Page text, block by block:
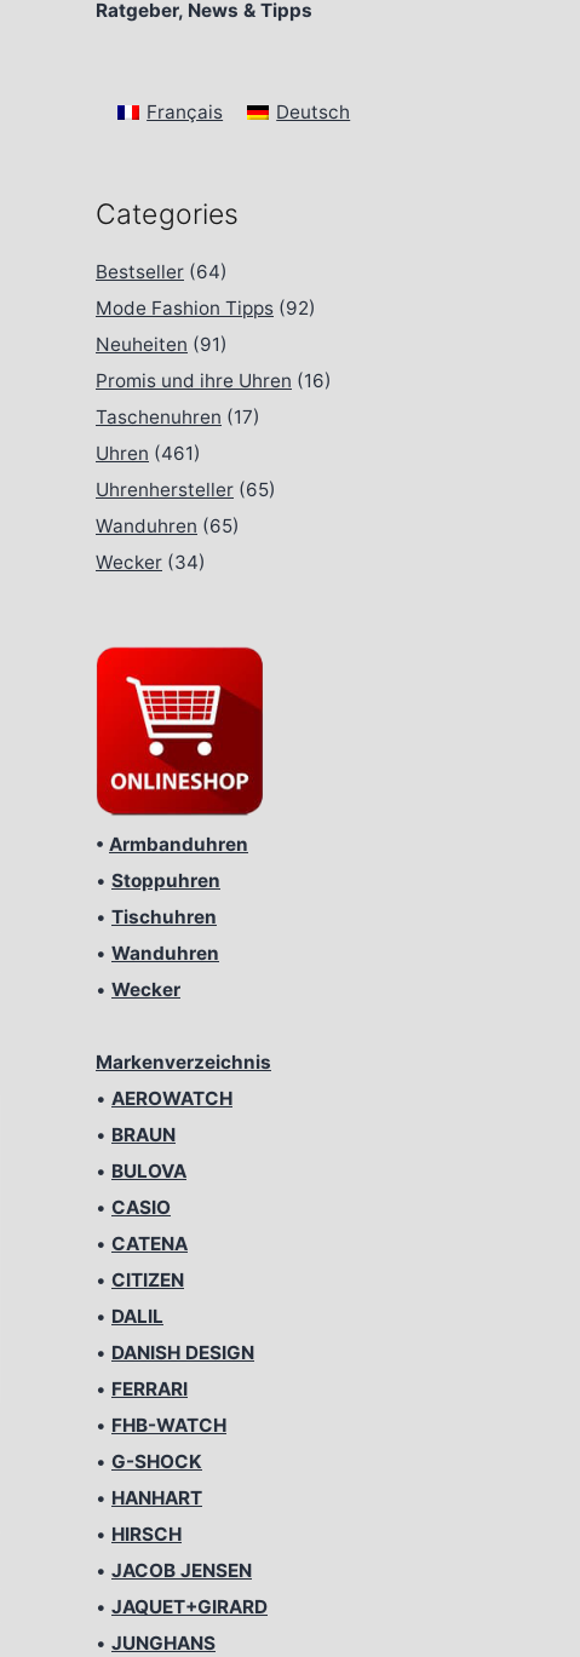
Ratgeber, News & Tipps
Français Deutsch
Categories
Bestseller (64)
Mode Fashion Tipps (92)
Neuheiten (91)
Promis und ihre Uhren (16)
Taschenuhren (17)
Uhren (461)
Uhrenhersteller (65)
Wanduhren (65)
Wecker (34)
• Armbanduhren
• Stoppuhren
• Tischuhren
• Wanduhren
• Wecker
Markenverzeichnis
• AEROWATCH
• BRAUN
• BULOVA
• CASIO
• CATENA
• CITIZEN
• DALIL
• DANISH DESIGN
• FERRARI
• FHB-WATCH
• G-SHOCK
• HANHART
• HIRSCH
• JACOB JENSEN
• JAQUET+GIRARD
• JUNGHANS